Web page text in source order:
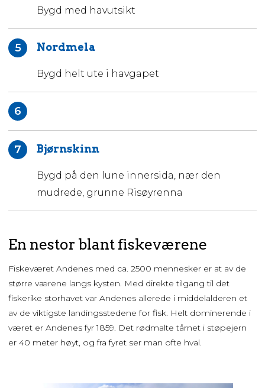
Bygd med havutsikt
5 Nordmela
Bygd helt ute i havgapet
6
7 Bjørnskinn
Bygd på den lune innersida, nær den
mudrede, grunne Risøyrenna
En nestor blant fiskeværene
Fiskeværet Andenes med ca. 2500 mennesker er at av de
større værene langs kysten. Med direkte tilgang til det
fiskerike storhavet var Andenes allerede i middelalderen et
av de viktigste landingsstedene for fisk. Helt dominerende i
været er Andenes fyr 1859. Det rødmalte tårnet i støpejern
er 40 meter høyt, og fra fyret ser man ofte hval.